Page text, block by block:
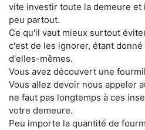
vite investir toute la demeure
peu partout.
Ce qu'il vaut mieux surtout
c'est de les ignorer, étant
d'elles-mêmes.
Vous avez découvert une
Vous allez devoir nous appeler
ne faut pas longtemps à ces
votre demeure.
Peu importe la quantité de